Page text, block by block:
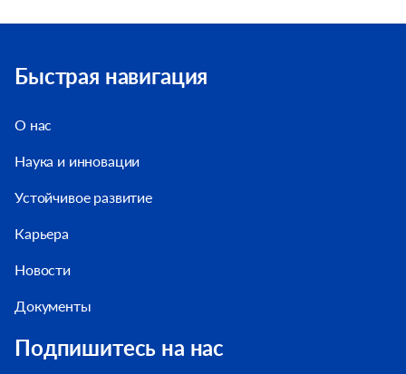
Быстрая навигация
О нас
Наука и инновации
Устойчивое развитие
Карьера
Новости
Документы
Подпишитесь на нас